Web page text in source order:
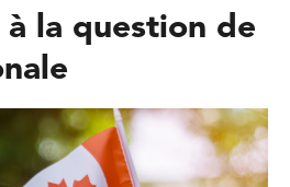
à la question de